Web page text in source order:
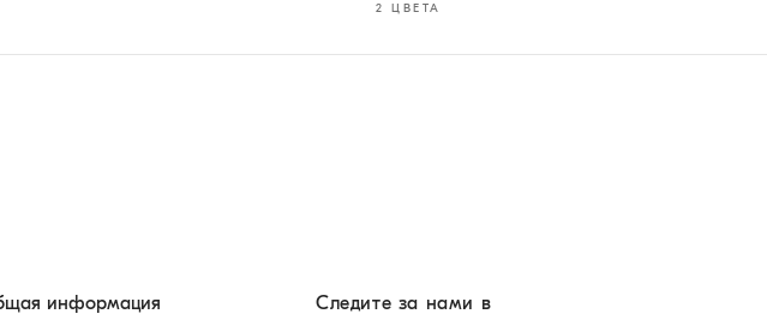
2 ЦВЕТА
информация Следите за нами в